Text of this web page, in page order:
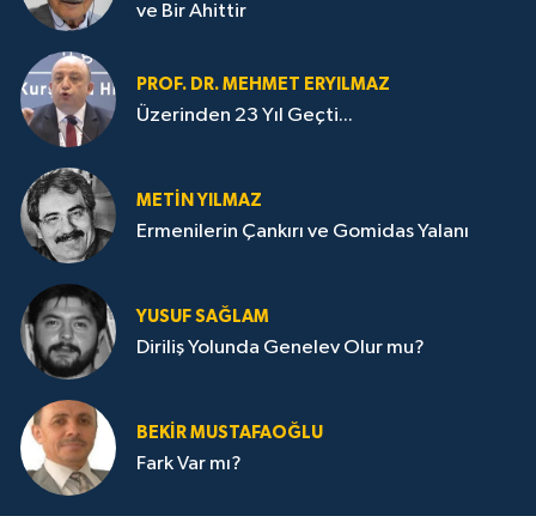
ve Bir Ahittir
PROF. DR. MEHMET ERYILMAZ
Üzerinden 23 Yıl Geçti...
METIN YILMAZ
Ermenilerin Çankırı ve Gomidas Yalanı
YUSUF SAĞLAM
Diriliş Yolunda Genelev Olur mu?
BEKIR MUSTAFAOĞLU
Fark Var mı?